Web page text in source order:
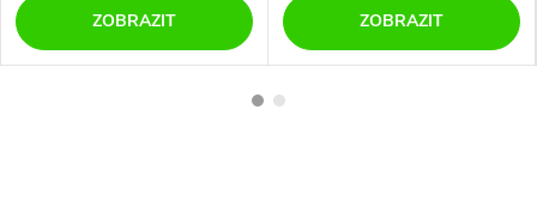
ZOBRAZIT ZOBRAZIT